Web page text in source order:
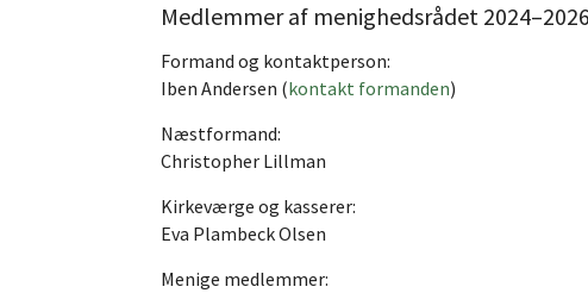
Medlemmer af menighedsrådet
Formand og kontaktperson:
Iben Andersen (kontakt formanden)
Næstformand:
Christopher Lillman
Kirkeværge og kasserer:
Eva Plambeck Olsen
Menige medlemmer: